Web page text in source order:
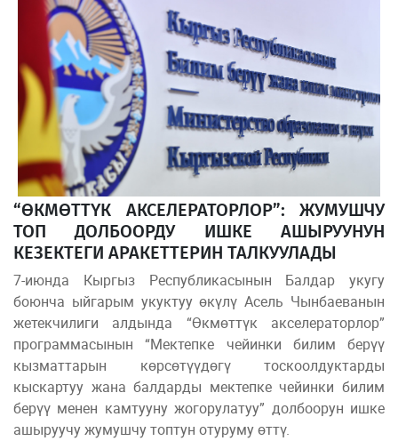
“ӨКМӨТТҮК АКСЕЛЕРАТОРЛОР”: ЖУМУШЧУ
ТОП ДОЛБООРДУ ИШКЕ АШЫРУУНУН
КЕЗЕКТЕГИ АРАКЕТТЕРИН ТАЛКУУЛАДЫ
7-июнда Кыргыз Республикасынын Балдар укугу
боюнча ыйгарым укуктуу өкүлү Асель Чынбаеванын
жетекчилиги алдында “Өкмөттүк акселераторлор”
программасынын “Мектепке чейинки билим берүү
кызматтарын көрсөтүүдөгү тоскоолдуктарды
кыскартуу жана балдарды мектепке чейинки билим
берүү менен камтууну жогорулатуу” долбоорун ишке
ашыруучу жумушчу топтун отуруму өттү.